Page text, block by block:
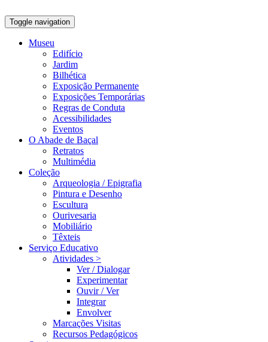
Toggle navigation
Museu
Edifício
Jardim
Bilhética
Exposição Permanente
Exposições Temporárias
Regras de Conduta
Acessibilidades
Eventos
O Abade de Baçal
Retratos
Multimédia
Coleção
Arqueologia / Epigrafia
Pintura e Desenho
Escultura
Ourivesaria
Mobiliário
Têxteis
Serviço Educativo
Atividades >
Ver / Dialogar
Experimentar
Ouvir / Ver
Integrar
Envolver
Marcações Visitas
Recursos Pedagógicos